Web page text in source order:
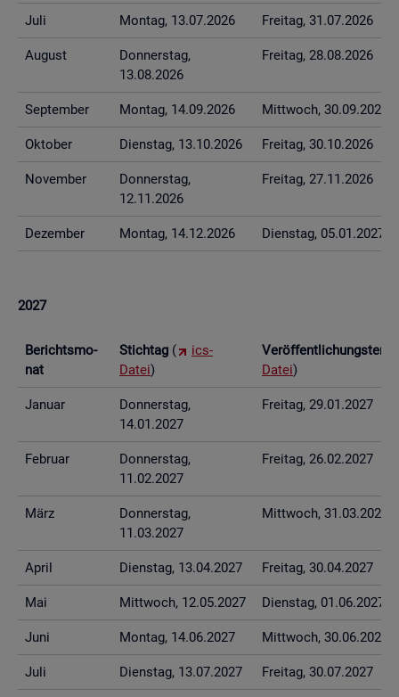
Juli Mon­tag, 13.07.2026 Frei­tag, 31.07.2026
Au­gust
Don­ners­tag,
13.08.2026
Frei­tag, 28.08.2026
Sep­tem­ber Mon­tag, 14.09.2026 Mitt­woch, 30.09.2026
Ok­to­ber Diens­tag, 13.10.2026 Frei­tag, 30.10.2026
No­vem­ber
Don­ners­tag,
12.11.2026
Frei­tag, 27.11.2026
De­zem­ber Mon­tag, 14.12.2026 Diens­tag, 05.01.2027
2027
Be­richts­mo­
nat
Stich­tag (
ics-
Datei)
Datei)
Ja­nu­ar
Don­ners­tag,
14.01.2027
Frei­tag, 29.01.2027
Fe­bru­ar
Don­ners­tag,
11.02.2027
Frei­tag, 26.02.2027
März
Don­ners­tag,
11.03.2027
Mitt­woch, 31.03.2027
April Diens­tag, 13.04.2027 Frei­tag, 30.04.2027
Mai Mitt­woch, 12.05.2027 Diens­tag, 01.06.2027
Juni Mon­tag, 14.06.2027 Mitt­woch, 30.06.2027
Juli Diens­tag, 13.07.2027 Frei­tag, 30.07.2027